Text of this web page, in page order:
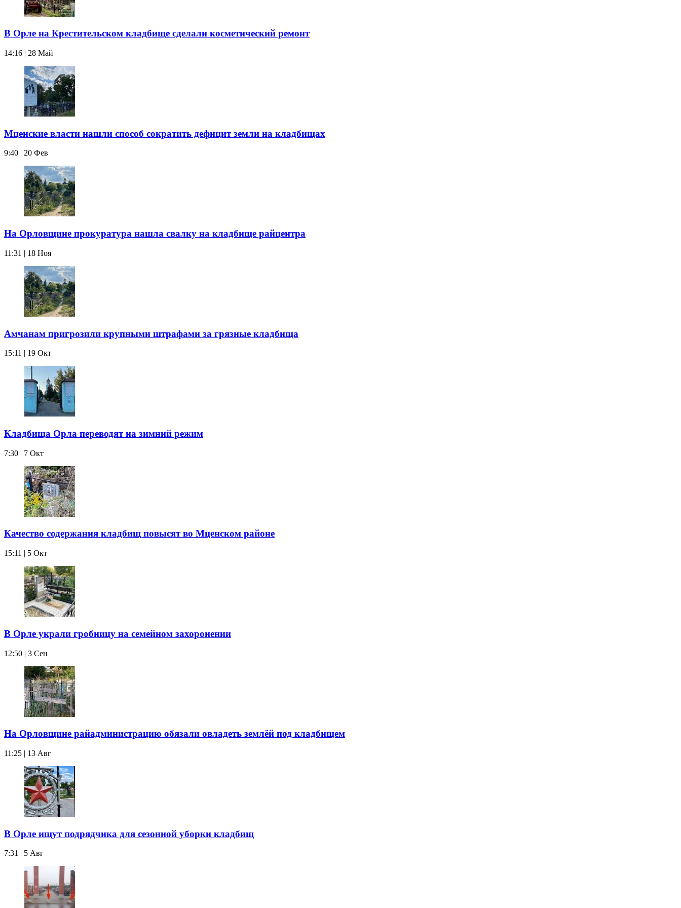
В Орле на Крестительском кладбище сделали косметический ремонт
14:16 | 28 Май
Мценские власти нашли способ сократить дефицит земли на кладбищах
9:40 | 20 Фев
На Орловщине прокуратура нашла свалку на кладбище райцентра
11:31 | 18 Ноя
Амчанам пригрозили крупными штрафами за грязные кладбища
15:11 | 19 Окт
Кладбища Орла переводят на зимний режим
7:30 | 7 Окт
Качество содержания кладбищ повысят во Мценском районе
15:11 | 5 Окт
В Орле украли гробницу на семейном захоронении
12:50 | 3 Сен
На Орловщине райадминистрацию обязали овладеть землёй под кладбищем
11:25 | 13 Авг
В Орле ищут подрядчика для сезонной уборки кладбищ
7:31 | 5 Авг